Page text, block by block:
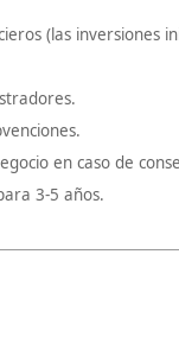
(las inversiones
en caso de
3-5 años.